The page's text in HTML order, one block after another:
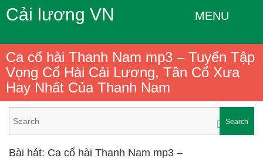
Cải lương VN MENU
Ca cổ hài Thanh Nam mp3 – Tuyển Tập
Vọng Cổ Hài Cải Lương, Tân Cổ Xưa
Hay Nhất Của Thanh Nam
Search
Bài hát: Ca cổ hài Thanh Nam mp3 –